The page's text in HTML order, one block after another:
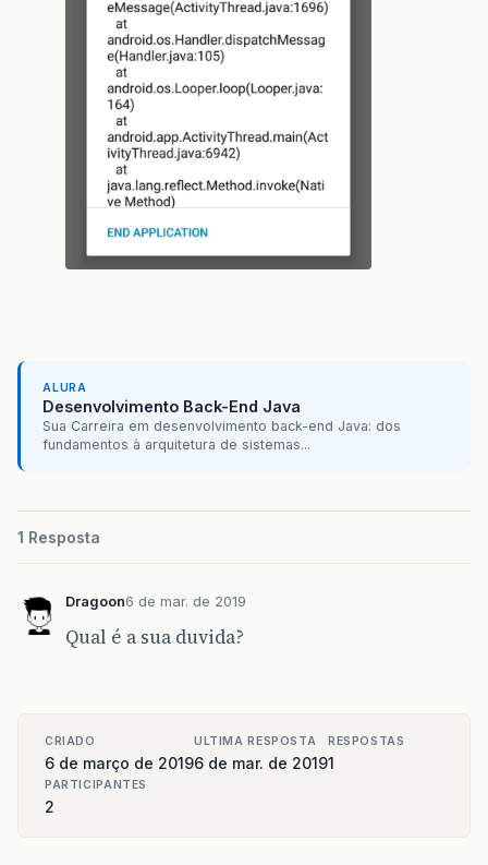
ALURA
Desenvolvimento Back-End Java
Sua Carreira em desenvolvimento back-end Java: dos
fundamentos à arquitetura de sistemas...
1 Resposta
Dragoon6 de mar. de 2019
Qual é a sua duvida?
CRIADO
6 de março de 2019
ULTIMA RESPOSTA
6 de mar. de 2019
RESPOSTAS
1
PARTICIPANTES
2